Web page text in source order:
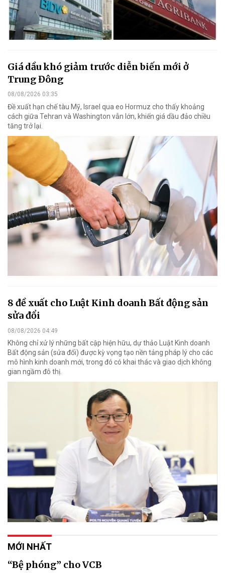
Giá dầu khó giảm trước diễn biến mới ở
Trung Đông
08/08/2026 03:35
Đề xuất hạn chế tàu Mỹ, Israel qua eo Hormuz cho thấy khoảng
cách giữa Tehran và Washington vẫn lớn, khiến giá dầu đảo chiều
tăng trở lại.
8 đề xuất cho Luật Kinh doanh Bất động sản
sửa đổi
08/08/2026 04:49
Không chỉ xử lý những bất cập hiện hữu, dự thảo Luật Kinh doanh
Bất động sản (sửa đổi) được kỳ vọng tạo nền tảng pháp lý cho các
mô hình kinh doanh mới, trong đó có khai thác và giao dịch không
gian ngầm đô thị.
MỚI NHẤT
“Bệ phóng” cho VCB